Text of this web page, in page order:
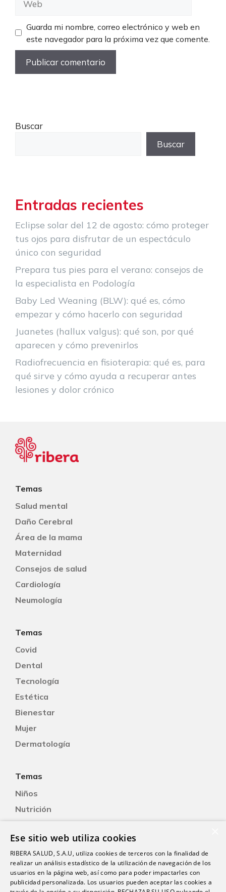
Guarda mi nombre, correo electrónico y web en
este navegador para la próxima vez que comente.
Buscar
Buscar
Entradas recientes
Eclipse solar del 12 de agosto: cómo proteger
tus ojos para disfrutar de un espectáculo
único con seguridad
Prepara tus pies para el verano: consejos de
la especialista en Podología
Baby Led Weaning (BLW): qué es, cómo
empezar y cómo hacerlo con seguridad
Juanetes (hallux valgus): qué son, por qué
aparecen y cómo prevenirlos
Radiofrecuencia en fisioterapia: qué es, para
qué sirve y cómo ayuda a recuperar antes
lesiones y dolor crónico
Temas
Salud mental
Daño Cerebral
Área de la mama
Maternidad
Consejos de salud
Cardiología
Neumología
Temas
Covid
Dental
Tecnología
Estética
Bienestar
Mujer
Dermatología
Temas
Niños
Nutrición
Salud Sexual
Oftalmología
Otorrinolaringología
Oncología
Fisioterapia
Ese sitio web utiliza cookies
RIBERA SALUD, S.A.U, utiliza cookies de terceros con la finalidad de
realizar un análisis estadístico de la utilización de navegación de los
usuarios en la página web, así como para poder impactarles con
publicidad personalizada. Los usuarios pueden aceptar las cookies a